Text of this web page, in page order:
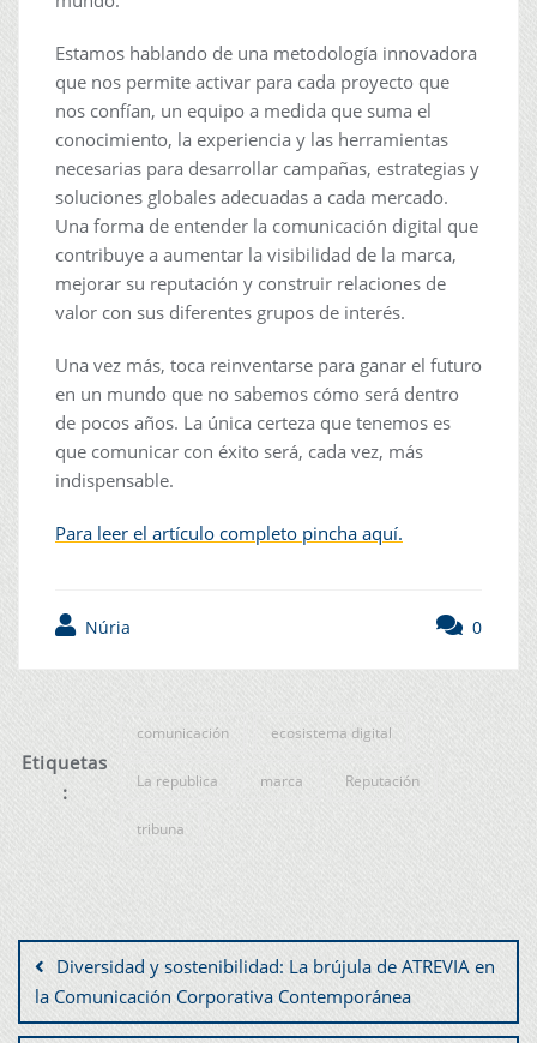
Estamos hablando de una metodología innovadora
que nos permite activar para cada proyecto que
nos confían, un equipo a medida que suma el
conocimiento, la experiencia y las herramientas
necesarias para desarrollar campañas, estrategias y
soluciones globales adecuadas a cada mercado.
Una forma de entender la comunicación digital que
contribuye a aumentar la visibilidad de la marca,
mejorar su reputación y construir relaciones de
valor con sus diferentes grupos de interés.
Una vez más, toca reinventarse para ganar el futuro
en un mundo que no sabemos cómo será dentro
de pocos años. La única certeza que tenemos es
que comunicar con éxito será, cada vez, más
indispensable.
Para leer el artículo completo pincha aquí.
Núria 0
Etiquetas
:
comunicación ecosistema digital
La republica marca Reputación
tribuna
Diversidad y sostenibilidad: La brújula de ATREVIA en
la Comunicación Corporativa Contemporánea